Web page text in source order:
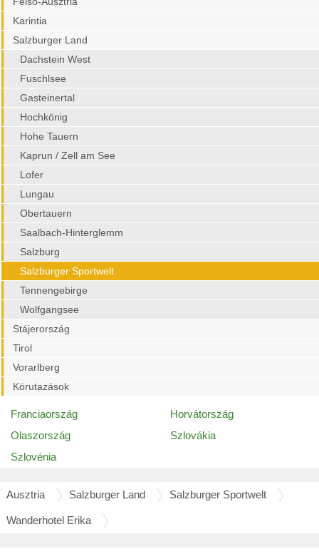
Karintia
Salzburger Land
Dachstein West
Fuschlsee
Gasteinertal
Hochkönig
Hohe Tauern
Kaprun / Zell am See
Lofer
Lungau
Obertauern
Saalbach-Hinterglemm
Salzburg
Salzburger Sportwelt
Tennengebirge
Wolfgangsee
Stájerország
Tirol
Vorarlberg
Körutazások
Franciaország
Horvátország
Olaszország
Szlovákia
Szlovénia
Ausztria Salzburger Land Salzburger Sportwelt
Wanderhotel Erika